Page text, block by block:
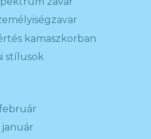
kamaszkorban
stílusok
január